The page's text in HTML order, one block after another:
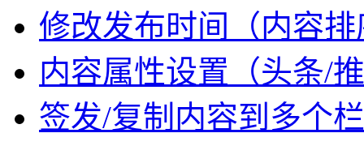
修改发布时间（内容
内容属性设置（头条/
签发/复制内容到多个